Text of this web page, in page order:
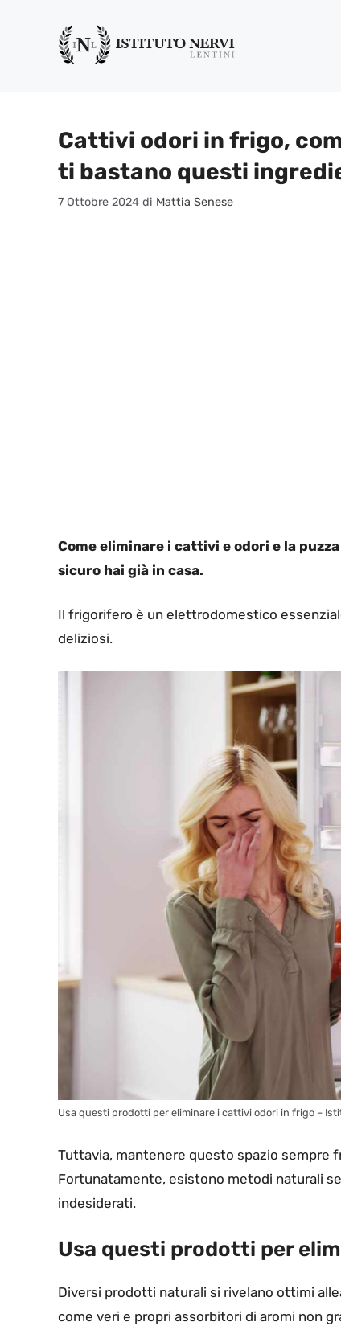
contenuto
Cattivi odori in frigo,
ti bastano questi
7 Ottobre 2024 di Mattia Senese
Come eliminare i cattivi e odori e la
sicuro hai già in casa.
Il frigorifero è un elettrodomestico
deliziosi.
Usa questi prodotti per eliminare i cattivi odori in frigo –
Tuttavia, mantenere questo spazio sempre
Fortunatamente, esistono metodi naturali
indesiderati.
Usa questi prodotti per
Diversi prodotti naturali si rivelano ottimi
come veri e propri assorbitori di aromi non